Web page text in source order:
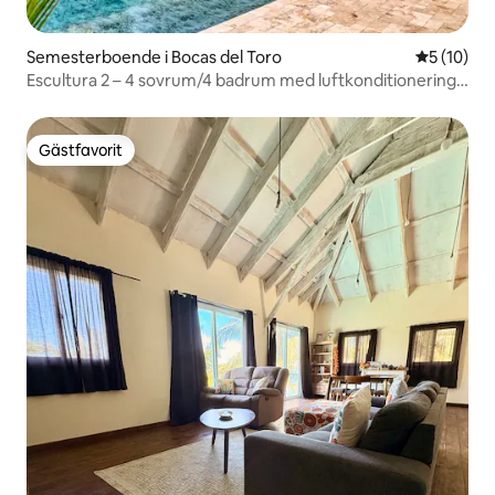
Semesterboende i Bocas del Toro 5 av 5 i
5 (10)
Escultura 2 – 4 sovrum/4 badrum med luftkonditionering,
Gästfavorit
Gästfavorit